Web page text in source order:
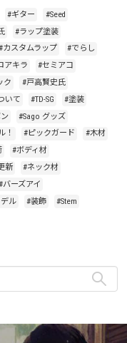
#ギター
#Seed
#ラップ塗装
カスタムラップ
#でらし
アキラ
#セミアコ
ク
#戸高賢史氏
いて #TD-SG
#塗装
#Sago グッズ
！ #ピックガード
#木材
#ボディ材
新
#ネック材
バーズアイ
ル #装飾
#Stem